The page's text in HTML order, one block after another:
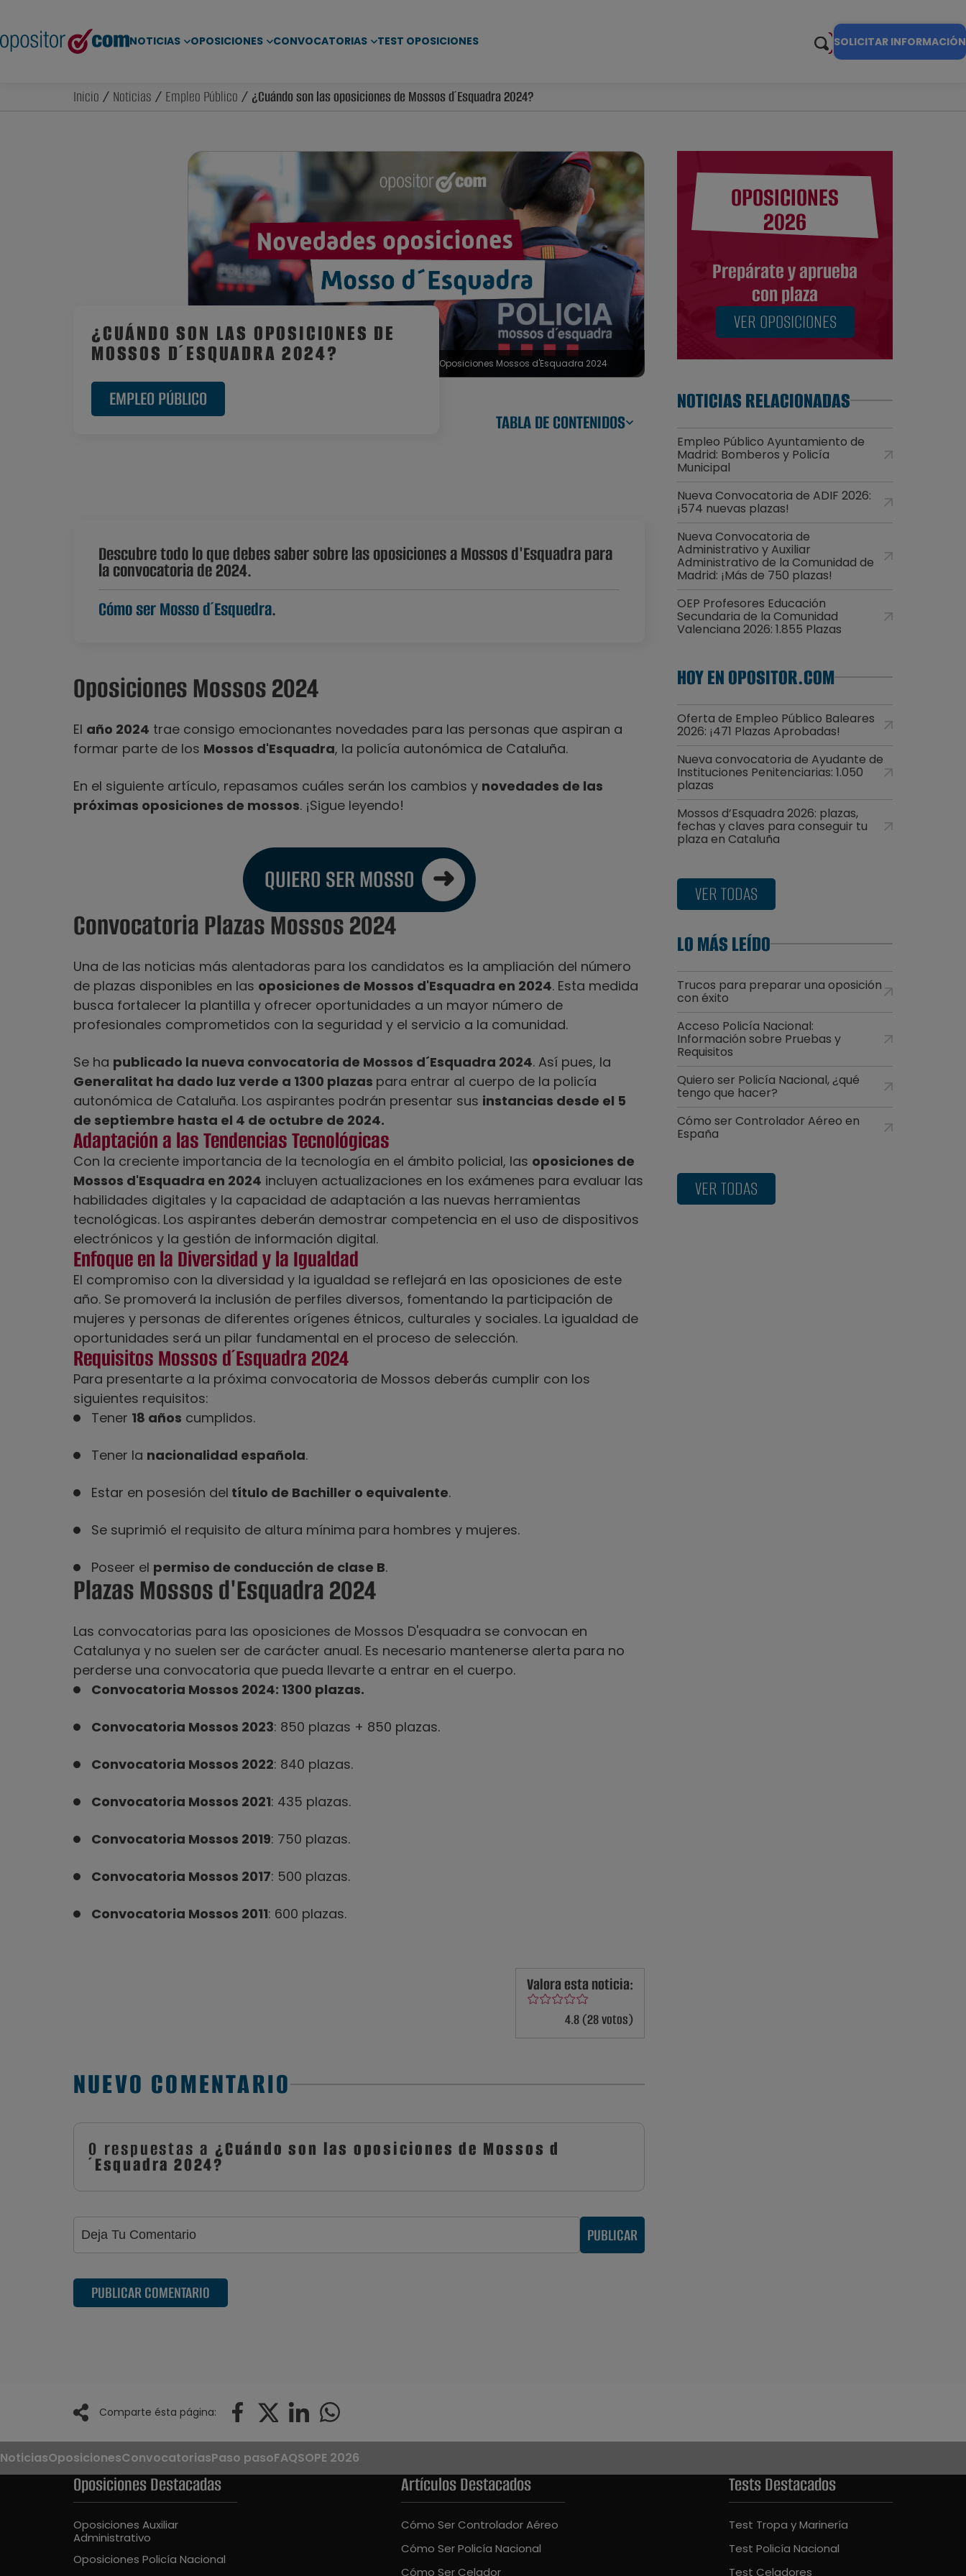
NOTICIAS OPOSICIONES CONVOCATORIAS TEST OPOSICIONES SOLICITAR INFORMACIÓN
Inicio / Noticias / Empleo Público / ¿Cuándo son las oposiciones de Mossos d´Esquadra 2024?
Oposiciones Mossos d'Esquadra 2024
¿CUÁNDO SON LAS OPOSICIONES DE
MOSSOS D´ESQUADRA 2024?
EMPLEO PÚBLICO
TABLA DE CONTENIDOS
Descubre todo lo que debes saber sobre las oposiciones a Mossos d'Esquadra para
la convocatoria de 2024.
Cómo ser Mosso d´Esquedra.
Oposiciones Mossos 2024
El año 2024 trae consigo emocionantes novedades para las personas que aspiran a
formar parte de los Mossos d'Esquadra, la policía autonómica de Cataluña.
En el siguiente artículo, repasamos cuáles serán los cambios y novedades de las
próximas oposiciones de mossos. ¡Sigue leyendo!
QUIERO SER MOSSO
Convocatoria Plazas Mossos 2024
Una de las noticias más alentadoras para los candidatos es la ampliación del número
de plazas disponibles en las oposiciones de Mossos d'Esquadra en 2024. Esta medida
busca fortalecer la plantilla y ofrecer oportunidades a un mayor número de
profesionales comprometidos con la seguridad y el servicio a la comunidad.
Se ha publicado la nueva convocatoria de Mossos d´Esquadra 2024. Así pues, la
Generalitat ha dado luz verde a 1300 plazas para entrar al cuerpo de la policía
autonómica de Cataluña. Los aspirantes podrán presentar sus instancias desde el 5
de septiembre hasta el 4 de octubre de 2024.
Adaptación a las Tendencias Tecnológicas
Con la creciente importancia de la tecnología en el ámbito policial, las oposiciones de
Mossos d'Esquadra en 2024 incluyen actualizaciones en los exámenes para evaluar las
habilidades digitales y la capacidad de adaptación a las nuevas herramientas
tecnológicas. Los aspirantes deberán demostrar competencia en el uso de dispositivos
electrónicos y la gestión de información digital.
Enfoque en la Diversidad y la Igualdad
El compromiso con la diversidad y la igualdad se reflejará en las oposiciones de este
año. Se promoverá la inclusión de perfiles diversos, fomentando la participación de
mujeres y personas de diferentes orígenes étnicos, culturales y sociales. La igualdad de
oportunidades será un pilar fundamental en el proceso de selección.
Requisitos Mossos d´Esquadra 2024
Para presentarte a la próxima convocatoria de Mossos deberás cumplir con los
siguientes requisitos:
Tener 18 años cumplidos.
Tener la nacionalidad española.
Estar en posesión del título de Bachiller o equivalente.
Se suprimió el requisito de altura mínima para hombres y mujeres.
Poseer el permiso de conducción de clase B.
Plazas Mossos d'Esquadra 2024
Las convocatorias para las oposiciones de Mossos D'esquadra se convocan en
Catalunya y no suelen ser de carácter anual. Es necesario mantenerse alerta para no
perderse una convocatoria que pueda llevarte a entrar en el cuerpo.
Convocatoria Mossos 2024: 1300 plazas.
Convocatoria Mossos 2023: 850 plazas + 850 plazas.
Convocatoria Mossos 2022: 840 plazas.
Convocatoria Mossos 2021: 435 plazas.
Convocatoria Mossos 2019: 750 plazas.
Convocatoria Mossos 2017: 500 plazas.
Convocatoria Mossos 2011: 600 plazas.
Valora esta noticia:
4.8 (28 votos)
NUEVO COMENTARIO
0 respuestas a ¿Cuándo son las oposiciones de Mossos d
´Esquadra 2024?
PUBLICAR
PUBLICAR COMENTARIO
OPOSICIONES
2026
Prepárate y aprueba
con plaza
VER OPOSICIONES
NOTICIAS RELACIONADAS
Empleo Público Ayuntamiento de
Madrid: Bomberos y Policía
Municipal
Nueva Convocatoria de ADIF 2026:
¡574 nuevas plazas!
Nueva Convocatoria de
Administrativo y Auxiliar
Administrativo de la Comunidad de
Madrid: ¡Más de 750 plazas!
OEP Profesores Educación
Secundaria de la Comunidad
Valenciana 2026: 1.855 Plazas
HOY EN OPOSITOR.COM
Oferta de Empleo Público Baleares
2026: ¡471 Plazas Aprobadas!
Nueva convocatoria de Ayudante de
Instituciones Penitenciarias: 1.050
plazas
Mossos d’Esquadra 2026: plazas,
fechas y claves para conseguir tu
plaza en Cataluña
VER TODAS
LO MÁS LEÍDO
Trucos para preparar una oposición
con éxito
Acceso Policía Nacional:
Información sobre Pruebas y
Requisitos
Quiero ser Policía Nacional, ¿qué
tengo que hacer?
Cómo ser Controlador Aéreo en
España
VER TODAS
Comparte ésta página:
NoticiasOposicionesConvocatoriasPaso pasoFAQSOPE 2026
Oposiciones Destacadas
Oposiciones Auxiliar
Administrativo
Oposiciones Policía Nacional
Artículos Destacados
Cómo Ser Controlador Aéreo
Cómo Ser Policía Nacional
Cómo Ser Celador
Tests Destacados
Test Tropa y Marinería
Test Policía Nacional
Test Celadores